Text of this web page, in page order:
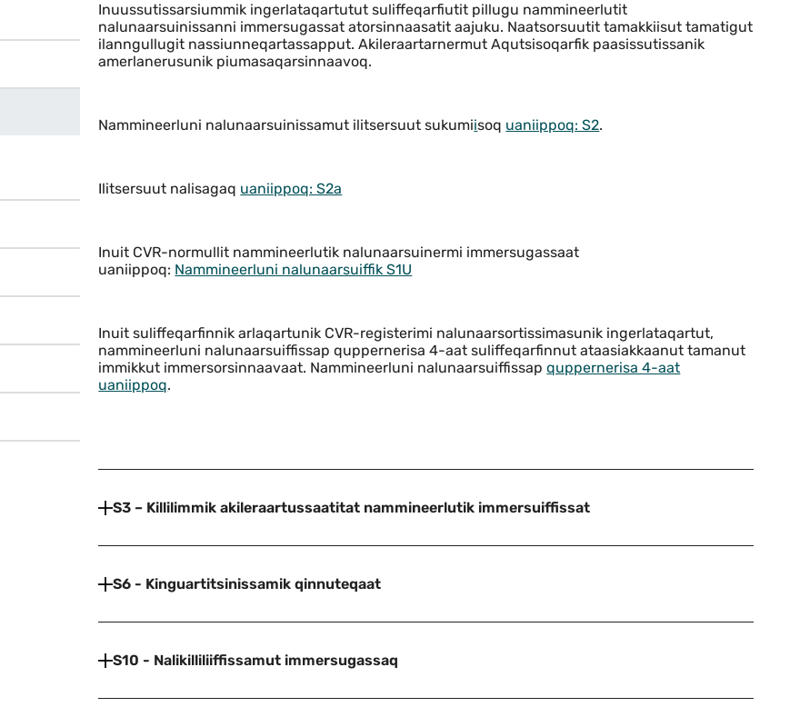
Indhold
Inuussutissarsiummik ingerlataqartutut suliffeqarfiutit pillugu nammineerlutit
nalunaarsuinissanni immersugassat atorsinnaasatit aajuku. Naatsorsuutit tamakkiisut tamatigut
ilanngullugit nassiunneqartassapput. Akileraartarnermut Aqutsisoqarfik paasissutissanik
amerlanerusunik piumasaqarsinnaavoq.
Nammineerluni nalunaarsuinissamut ilitsersuut sukumiisoq uaniippoq: S2.
Ilitsersuut nalisagaq uaniippoq: S2a
Inuit CVR-normullit nammineerlutik nalunaarsuinermi immersugassaat
uaniippoq: Nammineerluni nalunaarsuiffik S1U
Inuit suliffeqarfinnik arlaqartunik CVR-registerimi nalunaarsortissimasunik ingerlataqartut,
nammineerluni nalunaarsuiffissap quppernerisa 4-aat suliffeqarfinnut ataasiakkaanut tamanut
immikkut immersorsinnaavaat. Nammineerluni nalunaarsuiffissapquppernerisa 4-aat
uaniippoq.
S3 – Killilimmik akileraartussaatitat nammineerlutik immersuiffissat
S6 - Kinguartitsinissamik qinnuteqaat
S10 - Nalikilliliiffissamut immersugassaq